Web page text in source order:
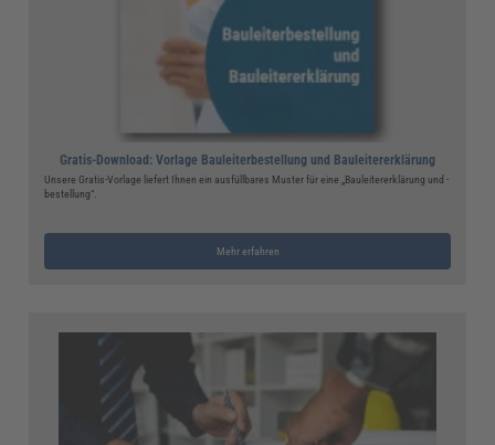
Gratis-Download: Vorlage Bauleiterbestellung und Bauleitererklärung
Unsere Gratis-Vorlage liefert Ihnen ein ausfüllbares Muster für eine „Bauleitererklärung und -
bestellung“.
Mehr erfahren